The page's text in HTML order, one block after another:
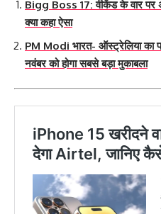
Bigg Boss 17: वीकेंड के वार पर
क्या कहा ऐसा
PM Modi भारत- ऑस्ट्रेलिया का
नवंबर को होगा सबसे बड़ा मुकाबला